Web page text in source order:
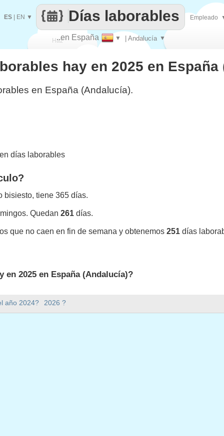
Haz
que
..en España ▼ | Andalucía ▼
Días laborables
ES EN ▼ Empleado
año 2024? 2026 ?
hay en 2025 en España
en España (Andalucía).
días laborables
bisiesto, tiene 365 días.
Quedan 261 días.
que no caen en fin de semana y obtenemos 251 días
en 2025 en España (Andalucía)?